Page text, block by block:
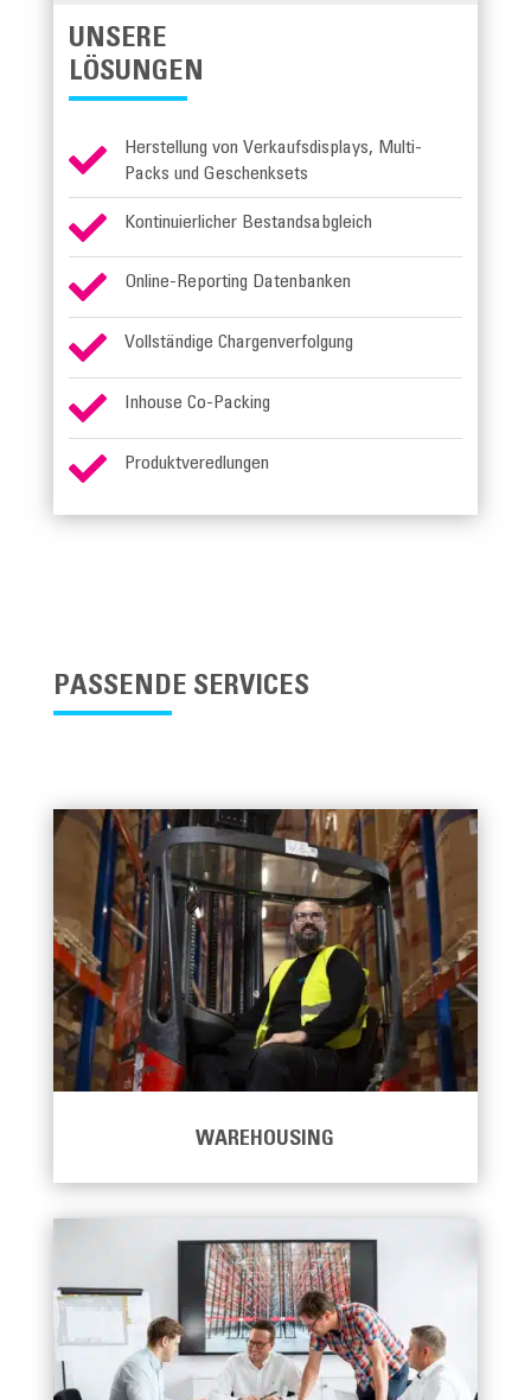
UNSERE
LÖSUNGEN

Herstellung von Verkaufsdisplays, Multi-
Packs und Geschenksets
 Kontinuierlicher Bestandsabgleich
 Online-Reporting Datenbanken
 Vollständige Chargenverfolgung
 Inhouse Co-Packing
 Produktveredlungen
PASSENDE SERVICES
WAREHOUSING